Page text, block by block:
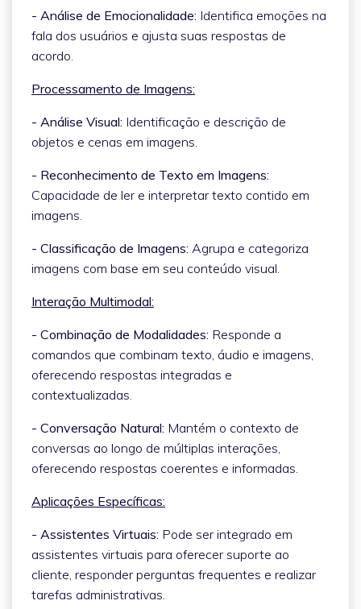
- Análise de Emocionalidade: Identifica emoções na
fala dos usuários e ajusta suas respostas de
acordo.
Processamento de Imagens:
- Análise Visual: Identificação e descrição de
objetos e cenas em imagens.
- Reconhecimento de Texto em Imagens:
Capacidade de ler e interpretar texto contido em
imagens.
- Classificação de Imagens: Agrupa e categoriza
imagens com base em seu conteúdo visual.
Interação Multimodal:
- Combinação de Modalidades: Responde a
comandos que combinam texto, áudio e imagens,
oferecendo respostas integradas e
contextualizadas.
- Conversação Natural: Mantém o contexto de
conversas ao longo de múltiplas interações,
oferecendo respostas coerentes e informadas.
Aplicações Específicas:
- Assistentes Virtuais: Pode ser integrado em
assistentes virtuais para oferecer suporte ao
cliente, responder perguntas frequentes e realizar
tarefas administrativas.